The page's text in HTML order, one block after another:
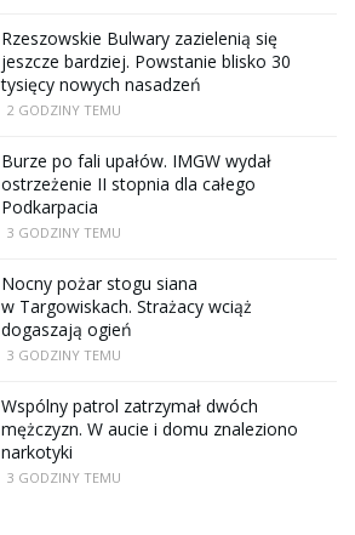
Rzeszowskie Bulwary zazielenią się
jeszcze bardziej. Powstanie blisko 30
tysięcy nowych nasadzeń
2 GODZINY TEMU
Burze po fali upałów. IMGW wydał
ostrzeżenie II stopnia dla całego
Podkarpacia
3 GODZINY TEMU
Nocny pożar stogu siana
w Targowiskach. Strażacy wciąż
dogaszają ogień
3 GODZINY TEMU
Wspólny patrol zatrzymał dwóch
mężczyzn. W aucie i domu znaleziono
narkotyki
3 GODZINY TEMU